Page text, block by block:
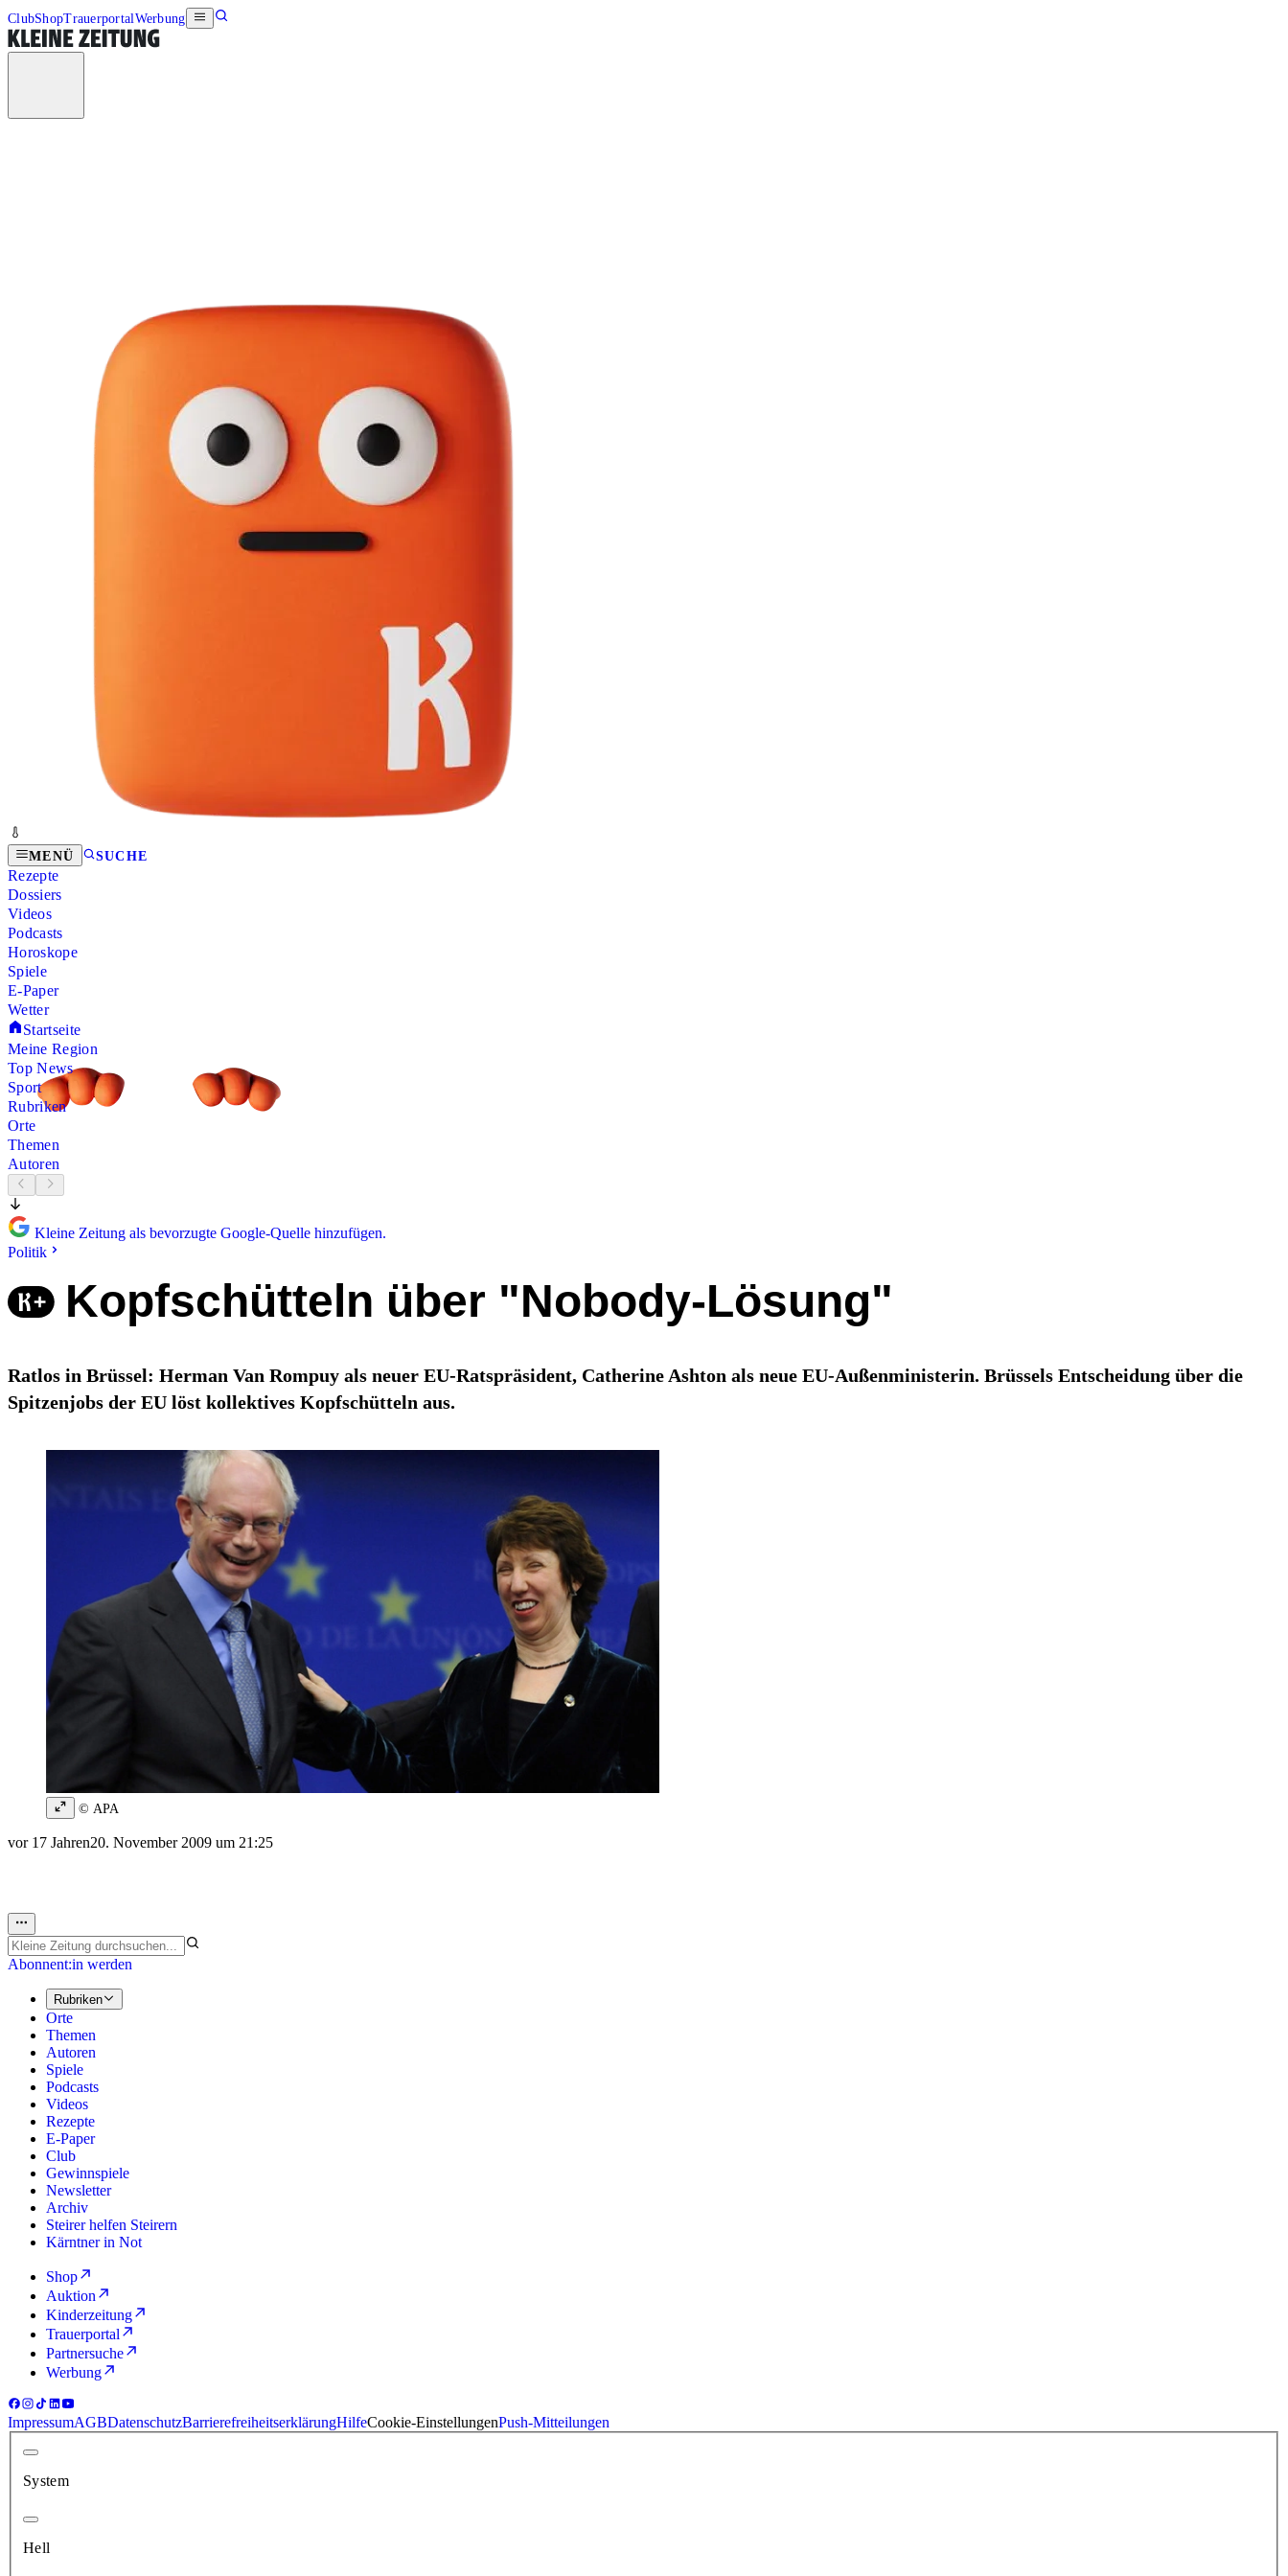
ClubShopTrauerportalWerbung
MENÜ SUCHE
Rezepte
Dossiers
Videos
Podcasts
Horoskope
Spiele
E-Paper
Wetter
Startseite
Meine Region
Top News
Sport
Rubriken
Orte
Themen
Autoren
Kleine Zeitung als bevorzugte Google-Quelle hinzufügen.
Politik
Kopfschütteln über "Nobody-Lösung"
Ratlos in Brüssel: Herman Van Rompuy als neuer EU-Ratspräsident, Catherine Ashton als neue EU-Außenministerin. Brüssels Entscheidung über die
Spitzenjobs der EU löst kollektives Kopfschütteln aus.
© APA
vor 17 Jahren20. November 2009 um 21:25
Abonnent:in werden
Rubriken
Orte
Themen
Autoren
Spiele
Podcasts
Videos
Rezepte
E-Paper
Club
Gewinnspiele
Newsletter
Archiv
Steirer helfen Steirern
Kärntner in Not
Shop
Auktion
Kinderzeitung
Trauerportal
Partnersuche
Werbung
ImpressumAGBDatenschutzBarrierefreiheitserklärungHilfeCookie-EinstellungenPush-Mitteilungen
System
Hell